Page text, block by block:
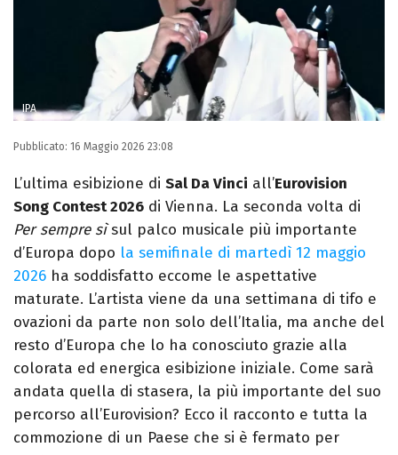
IPA
Pubblicato: 16 Maggio 2026 23:08
L’ultima esibizione di Sal Da Vinci all’Eurovision
Song Contest 2026 di Vienna. La seconda volta di
Per sempre sìsul palco musicale più importante
d’Europa dopo la semifinale di martedì 12 maggio
2026 ha soddisfatto eccome le aspettative
maturate. L’artista viene da una settimana di tifo e
ovazioni da parte non solo dell’Italia, ma anche del
resto d’Europa che lo ha conosciuto grazie alla
colorata ed energica esibizione iniziale. Come sarà
andata quella di stasera, la più importante del suo
percorso all’Eurovision? Ecco il racconto e tutta la
commozione di un Paese che si è fermato per